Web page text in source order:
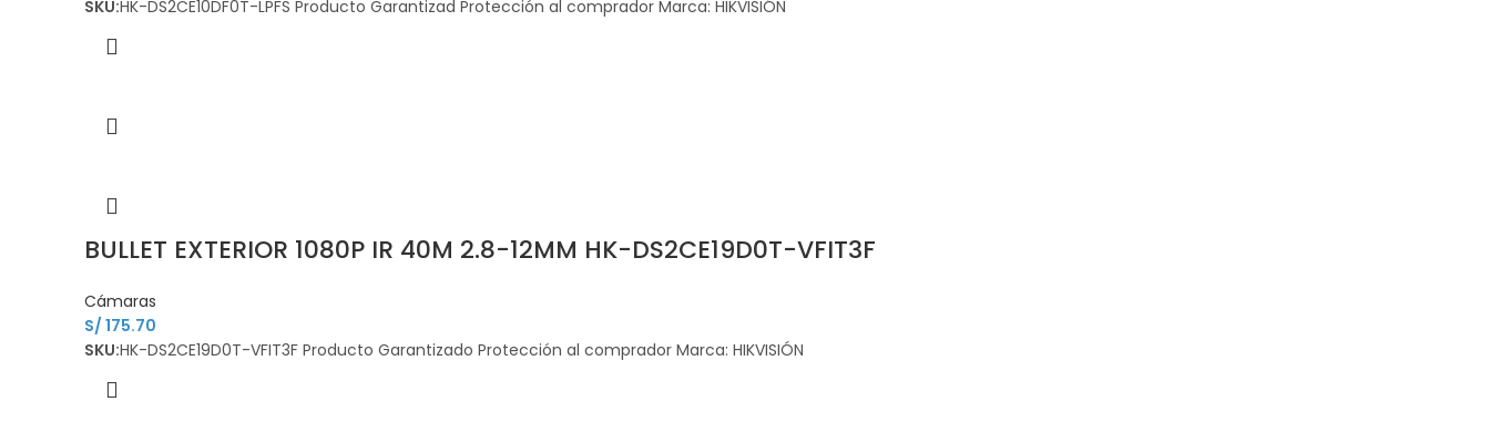
SKU:HK-DS2CE10DF0T-LPFS Producto Garantizad Protección al comprador Marca: HIKVISIÓN
BULLET EXTERIOR 1080P IR 40M 2.8-12MM HK-DS2CE19D0T-VFIT3F
Cámaras
S/ 175.70
SKU:HK-DS2CE19D0T-VFIT3F Producto Garantizado Protección al comprador Marca: HIKVISIÓN